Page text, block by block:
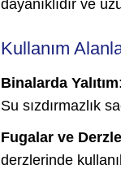
dayanıklıdır ve
Kullanım
Binalarda Yalıtım
Su sızdırmazlık
Fugalar ve
derzlerinde